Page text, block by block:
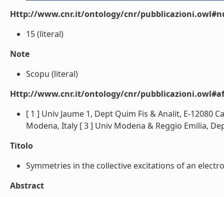
Http://www.cnr.it/ontology/cnr/
15 (literal)
Note
Scopu (literal)
Http://www.cnr.it/ontology/cnr/
[ 1 ] Univ Jaume 1, Dept Quim Fis & Analit, E-12080
Modena, Italy [ 3 ] Univ Modena & Reggio Emilia,
Titolo
Symmetries in the collective excitations of an
Abstract